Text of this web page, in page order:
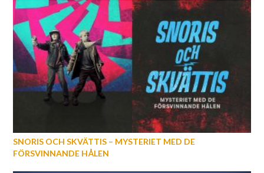
SNORIS OCH SKVÄTTIS – MYSTERIET MED DE
FÖRSVINNANDE HÅLEN